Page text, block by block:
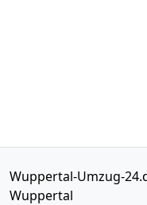
Wuppertal-Umzug-
Wuppertal